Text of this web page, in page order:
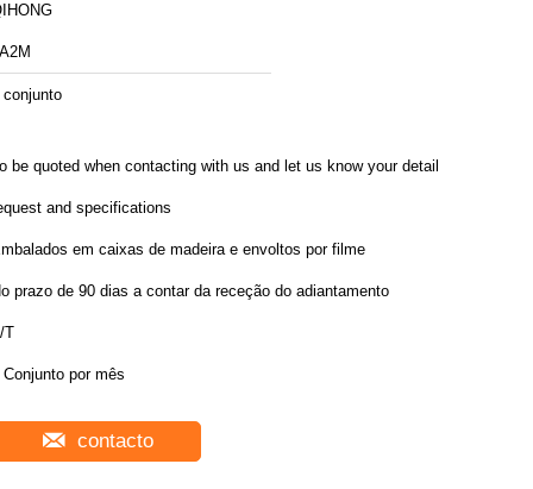
conjunto
be quoted when contacting with us and let us know your detail
and specifications
em caixas de madeira e envoltos por filme
prazo de 90 dias a contar da receção do adiantamento
T
Conjunto por mês
contacto